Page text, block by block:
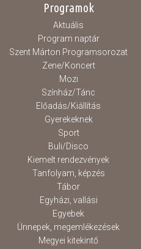
Programok
Aktuális
Program naptár
Szent Márton Programsorozat
Zene/Koncert
Mozi
Színház/Tánc
Előadás/Kiállítás
Gyerekeknek
Sport
Buli/Disco
Kiemelt rendezvények
Tanfolyam, képzés
Tábor
Egyházi, vallási
Egyebek
Ünnepek, megemlékezések
Megyei kitekintő